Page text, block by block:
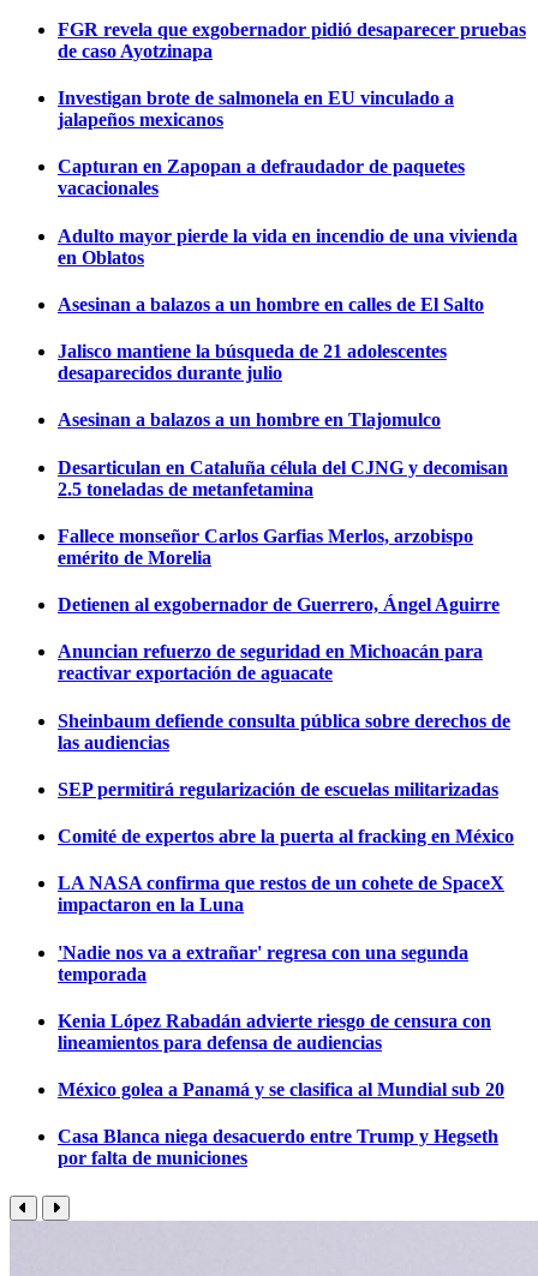
FGR revela que exgobernador pidió desaparecer pruebas
de caso Ayotzinapa
Investigan brote de salmonela en EU vinculado a
jalapeños mexicanos
Capturan en Zapopan a defraudador de paquetes
vacacionales
Adulto mayor pierde la vida en incendio de una vivienda
en Oblatos
Asesinan a balazos a un hombre en calles de El Salto
Jalisco mantiene la búsqueda de 21 adolescentes
desaparecidos durante julio
Asesinan a balazos a un hombre en Tlajomulco
Desarticulan en Cataluña célula del CJNG y decomisan
2.5 toneladas de metanfetamina
Fallece monseñor Carlos Garfias Merlos, arzobispo
emérito de Morelia
Detienen al exgobernador de Guerrero, Ángel Aguirre
Anuncian refuerzo de seguridad en Michoacán para
reactivar exportación de aguacate
Sheinbaum defiende consulta pública sobre derechos de
las audiencias
SEP permitirá regularización de escuelas militarizadas
Comité de expertos abre la puerta al fracking en México
LA NASA confirma que restos de un cohete de SpaceX
impactaron en la Luna
'Nadie nos va a extrañar' regresa con una segunda
temporada
Kenia López Rabadán advierte riesgo de censura con
lineamientos para defensa de audiencias
México golea a Panamá y se clasifica al Mundial sub 20
Casa Blanca niega desacuerdo entre Trump y Hegseth
por falta de municiones